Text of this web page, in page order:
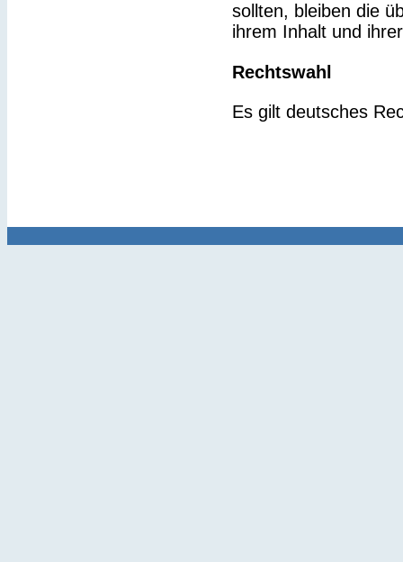
sollten, bleiben die
ihrem Inhalt und
Rechtswahl
Es gilt deutsches